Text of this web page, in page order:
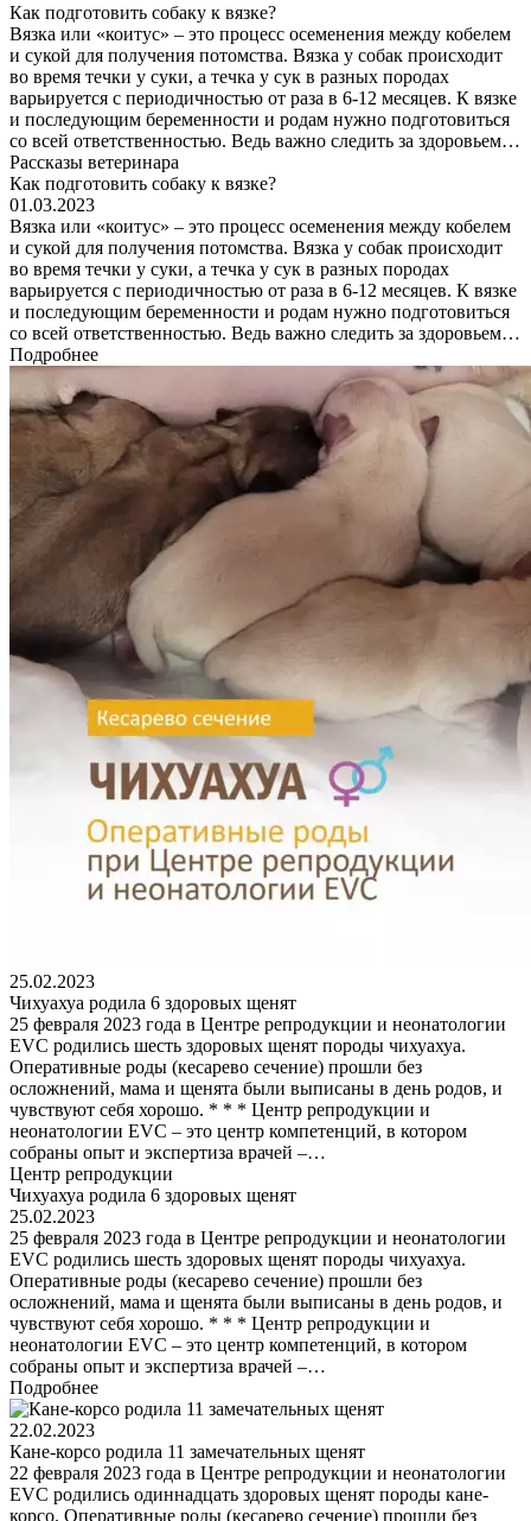
Как подготовить собаку к вязке?
Вязка или «коитус» – это процесс осеменения между кобелем
и сукой для получения потомства. Вязка у собак происходит
во время течки у суки, а течка у сук в разных породах
варьируется с периодичностью от раза в 6-12 месяцев. К вязке
и последующим беременности и родам нужно подготовиться
со всей ответственностью. Ведь важно следить за здоровьем…
Рассказы ветеринара
Как подготовить собаку к вязке?
01.03.2023
Вязка или «коитус» – это процесс осеменения между кобелем
и сукой для получения потомства. Вязка у собак происходит
во время течки у суки, а течка у сук в разных породах
варьируется с периодичностью от раза в 6-12 месяцев. К вязке
и последующим беременности и родам нужно подготовиться
со всей ответственностью. Ведь важно следить за здоровьем…
Подробнее
25.02.2023
Чихуахуа родила 6 здоровых щенят
25 февраля 2023 года в Центре репродукции и неонатологии
EVC родились шесть здоровых щенят породы чихуахуа.
Оперативные роды (кесарево сечение) прошли без
осложнений, мама и щенята были выписаны в день родов, и
чувствуют себя хорошо. * * * Центр репродукции и
неонатологии EVC – это центр компетенций, в котором
собраны опыт и экспертиза врачей –…
Центр репродукции
Чихуахуа родила 6 здоровых щенят
25.02.2023
25 февраля 2023 года в Центре репродукции и неонатологии
EVC родились шесть здоровых щенят породы чихуахуа.
Оперативные роды (кесарево сечение) прошли без
осложнений, мама и щенята были выписаны в день родов, и
чувствуют себя хорошо. * * * Центр репродукции и
неонатологии EVC – это центр компетенций, в котором
собраны опыт и экспертиза врачей –…
Подробнее
22.02.2023
Кане-корсо родила 11 замечательных щенят
22 февраля 2023 года в Центре репродукции и неонатологии
EVC родились одиннадцать здоровых щенят породы кане-
корсо. Оперативные роды (кесарево сечение) прошли без